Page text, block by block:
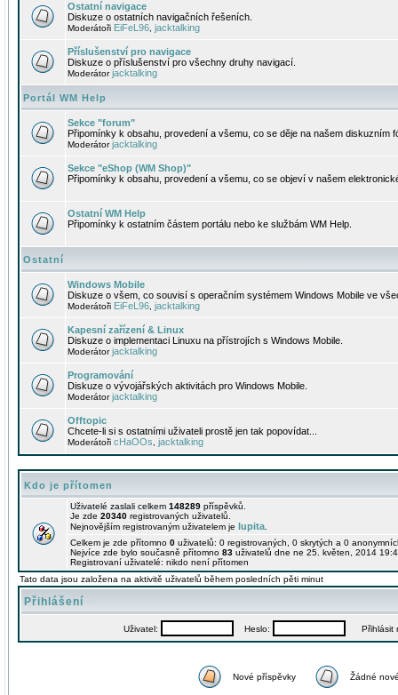
Ostatní navigace
Diskuze o ostatních navigačních řešeních.
Moderátoři EiFeL96 jacktalking
Příslušenství pro navigace
Diskuze o příslušenství pro všechny druhy navigací.
Moderátorjacktalking
Portál WM Help
Sekce "forum"
Připomínky k obsahu, provedení a všemu, co se děje na našem diskuzním
Moderátorjacktalking
Sekce "eShop (WM Shop)"
Připomínky k obsahu, provedení a všemu, co se objeví v našem
Ostatní WM Help
Připomínky k ostatním částem portálu nebo ke službám WM Help.
Ostatní
Windows Mobile
Diskuze o všem, co souvisí s operačním systémem Windows Mobile ve
Moderátoři EiFeL96 jacktalking
Kapesní zařízení & Linux
Diskuze o implementaci Linuxu na přístrojích s Windows Mobile.
Moderátorjacktalking
Programování
Diskuze o vývojářských aktivitách pro Windows Mobile.
Moderátorjacktalking
Offtopic
Chcete-li si s ostatními uživateli prostě jen tak popovídat...
Moderátoři cHaOOs jacktalking
Kdo je přítomen
Uživatelé zaslali celkem 148289 příspěvků.
Je zde 20340 registrovaných uživatelů.
Nejnovějším registrovaným uživatelem je lupita
Celkem je zde přítomno 0 uživatelů: 0 registrovaných, 0 skrytých a 0
Nejvíce zde bylo současně přítomno 83 uživatelů dne ne 25. květen, 2014
Registrovaní uživatelé: nikdo není přítomen
Tato data jsou založena na aktivitě uživatelů během posledních pěti minut
Přihlášení
Uživatel: Heslo: Přihlásit
Nové příspěvky Žádné